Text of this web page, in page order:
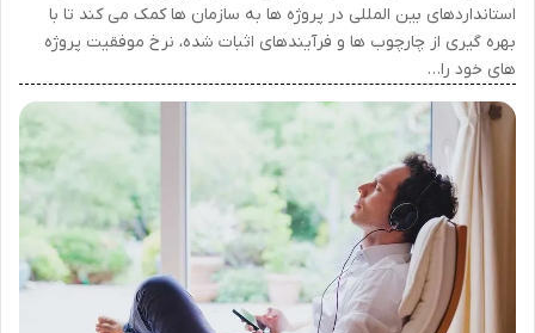
استانداردهای بین المللی در پروژه ها به سازمان ها کمک می کند تا با
بهره گیری از چارچوب ها و فرآیندهای اثبات شده، نرخ موفقیت پروژه
های خود را…